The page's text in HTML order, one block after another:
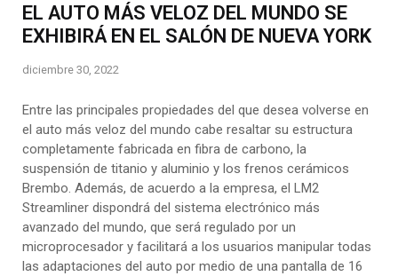
EL AUTO MÁS VELOZ DEL MUNDO SE
EXHIBIRÁ EN EL SALÓN DE NUEVA YORK
diciembre 30, 2022
Entre las principales propiedades del que desea volverse en
el auto más veloz del mundo cabe resaltar su estructura
completamente fabricada en fibra de carbono, la
suspensión de titanio y aluminio y los frenos cerámicos
Brembo. Además, de acuerdo a la empresa, el LM2
Streamliner dispondrá del sistema electrónico más
avanzado del mundo, que será regulado por un
microprocesador y facilitará a los usuarios manipular todas
las adaptaciones del auto por medio de una pantalla de 16